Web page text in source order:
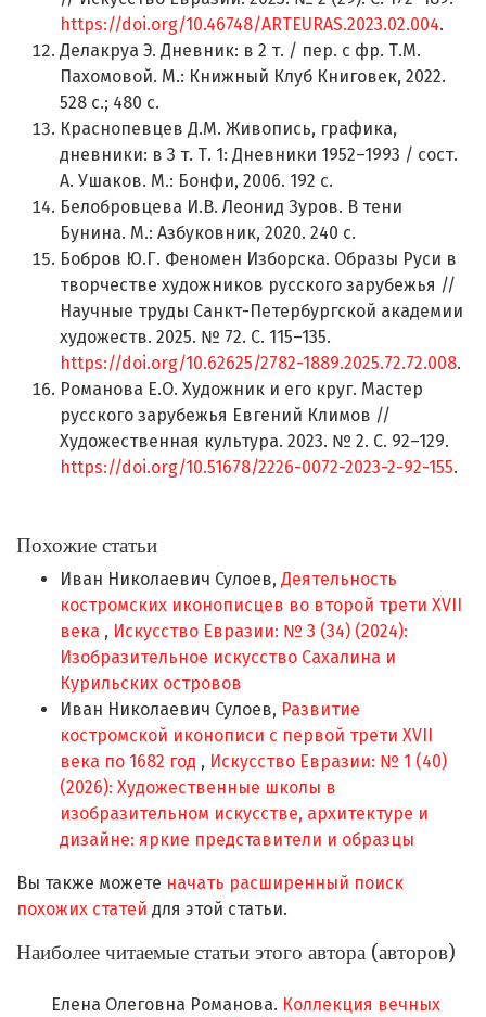
https://doi.org/10.46748/ARTEURAS.2023.02.004.
Делакруа Э. Дневник: в 2 т. / пер. с фр. Т.М.
Пахомовой. М.: Книжный Клуб Книговек, 2022.
528 с.; 480 с.
Краснопевцев Д.М. Живопись, графика,
дневники: в 3 т. Т. 1: Дневники 1952–1993 / сост.
А. Ушаков. М.: Бонфи, 2006. 192 с.
Белобровцева И.В. Леонид Зуров. В тени
Бунина. М.: Азбуковник, 2020. 240 с.
Бобров Ю.Г. Феномен Изборска. Образы Руси в
творчестве художников русского зарубежья //
Научные труды Санкт-Петербургской академии
художеств. 2025. № 72. С. 115–135.
https://doi.org/10.62625/2782-1889.2025.72.72.008.
Романова Е.О. Художник и его круг. Мастер
русского зарубежья Евгений Климов //
Художественная культура. 2023. № 2. С. 92–129.
https://doi.org/10.51678/2226-0072-2023-2-92-155.
Похожие статьи
Иван Николаевич Сулоев, Деятельность
костромских иконописцев во второй трети XVII
века , Искусство Евразии: № 3 (34) (2024):
Изобразительное искусство Сахалина и
Курильских островов
Иван Николаевич Сулоев, Развитие
костромской иконописи с первой трети XVII
века по 1682 год , Искусство Евразии: № 1 (40)
(2026): Художественные школы в
изобразительном искусстве, архитектуре и
дизайне: яркие представители и образцы
Вы также можете начать расширенный поиск
похожих статей для этой статьи.
Наиболее читаемые статьи этого автора (авторов)
Елена Олеговна Романова. Коллекция вечных